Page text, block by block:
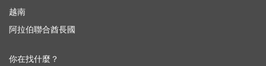
越南
阿拉伯聯合酋長國
你在找什麼？